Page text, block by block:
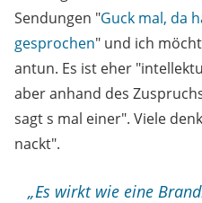
Sendungen "Guck mal, da
gesprochen" und ich
antun. Es ist eher
aber anhand des
sagt s mal einer". Viele
nackt".
„Es wirkt wie eine